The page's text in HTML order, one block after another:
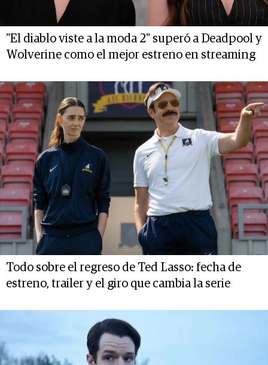
"El diablo viste a la moda 2" superó a Deadpool y
Wolverine como el mejor estreno en streaming
Todo sobre el regreso de Ted Lasso: fecha de
estreno, trailer y el giro que cambia la serie